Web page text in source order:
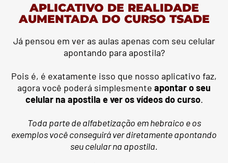
APLICATIVO DE REALIDADE
AUMENTADA DO CURSO TSADE
Já pensou em ver as aulas apenas com seu celular
apontando para apostila?
Pois é, é exatamente isso que nosso aplicativo faz,
agora você poderá simplesmente apontar o seu
celular na apostila e ver os vídeos do curso.
Toda parte de alfabetização em hebraico e os
exemplos você conseguirá ver diretamente apontando
seu celular na apostila.